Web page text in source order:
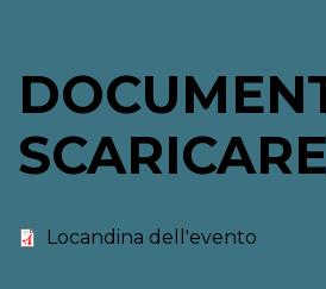
SCARICARE
Locandina dell'evento